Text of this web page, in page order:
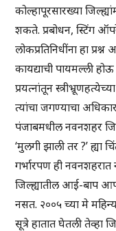
कोल्हापूरसारख्या
शकते. प्रबोधन, स्टिंग
लोकप्रतिनिधींना हा
कायद्याची पायमल्ली
प्रयत्नांतून
त्यांचा जगण्याचा
पंजाबमधील नवनशहर
‘मुलगी झाली तर ?’ ह्या
गर्भारपण ही
जिल्ह्यातील आई-बाप
नसत. २००५ च्या मे
सूत्रे हातात घेतली तेव्हा